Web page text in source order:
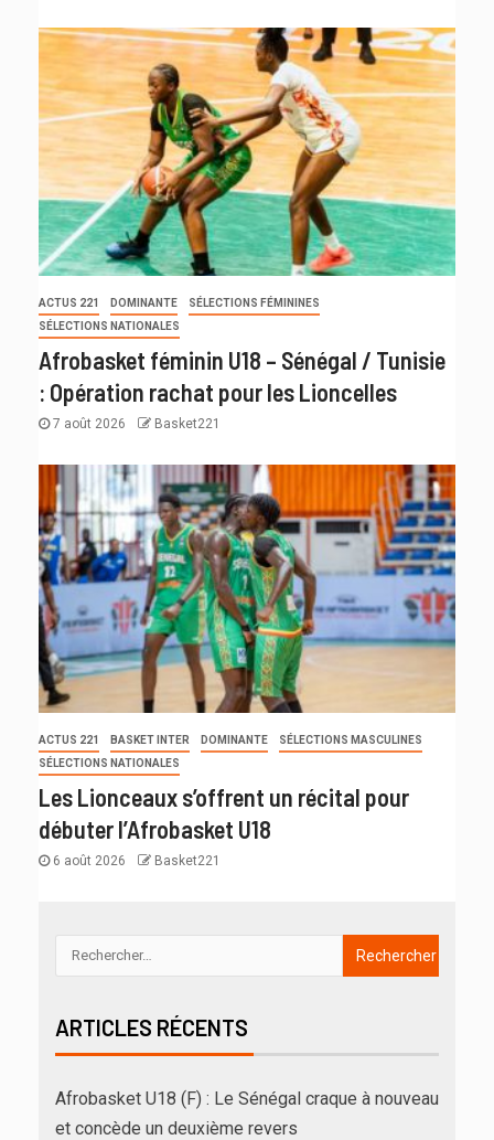
ACTUS 221 DOMINANTE
SÉLECTIONS FÉMININES
SÉLECTIONS NATIONALES
Afrobasket féminin U18 – Sénégal / Tunisie
: Opération rachat pour les Lioncelles
7 août 2026 Basket221
ACTUS 221 BASKET INTER DOMINANTE
SÉLECTIONS MASCULINES
SÉLECTIONS NATIONALES
Les Lionceaux s’offrent un récital pour
débuter l’Afrobasket U18
6 août 2026 Basket221
ARTICLES RÉCENTS
Afrobasket U18 (F) : Le Sénégal craque à nouveau
et concède un deuxième revers